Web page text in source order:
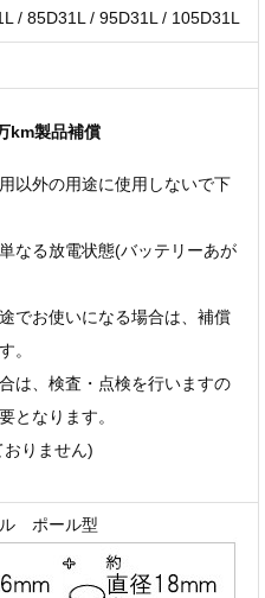
/ 85D31L / 95D31L / 105D31L
km製品補償
以外の用途に使用しないで下
なる放電状態(バッテリーあが
でお使いになる場合は、補償
。
は、検査・点検を行いますの
となります。
りません)
ル ポール型